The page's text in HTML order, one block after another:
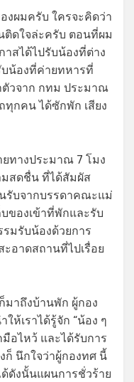
งผมครับ ใครจะคิดว่า
ติดใจล่ะครับ ตอนที่ผม
าสได้ไปรับน้องที่ต่าง
น้องที่ค่ายทหารที่
ตัวจาก กทม ประมาณ
ทุกคน ได้ซักพัก เสียง
ทางประมาณ 7 โมง
มสดชื่น ที่ได้สัมผัส
รับจากบรรดาคณะแม่
ของเข้าที่พักและรับ
มรับน้องด้วยการ
อาดสถานที่ไปเรื่อย
มาถึงบ้านพัก ผู้กอง
ห้เราได้รู้จัก “น้อง ๆ
อไหว้ และได้รับการ
ก็ นึกใจว่าผู้กองทศ นี้
ดังนั้นแผนการชั่วร้าย